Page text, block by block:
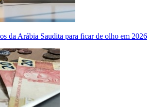
da Arábia Saudita para ficar de olho em 2026